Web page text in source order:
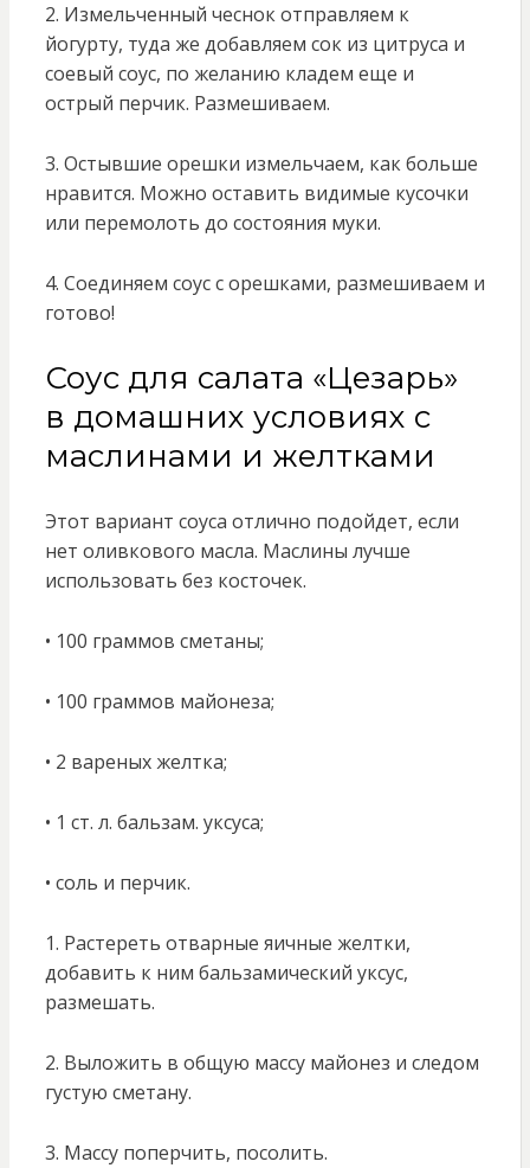
2. Измельченный чеснок отправляем к
йогурту, туда же добавляем сок из цитруса и
соевый соус, по желанию кладем еще и
острый перчик. Размешиваем.
3. Остывшие орешки измельчаем, как больше
нравится. Можно оставить видимые кусочки
или перемолоть до состояния муки.
4. Соединяем соус с орешками, размешиваем и
готово!
Соус для салата «Цезарь»
в домашних условиях с
маслинами и желтками
Этот вариант соуса отлично подойдет, если
нет оливкового масла. Маслины лучше
использовать без косточек.
• 100 граммов сметаны;
• 100 граммов майонеза;
• 2 вареных желтка;
• 1 ст. л. бальзам. уксуса;
• соль и перчик.
1. Растереть отварные яичные желтки,
добавить к ним бальзамический уксус,
размешать.
2. Выложить в общую массу майонез и следом
густую сметану.
3. Массу поперчить, посолить.